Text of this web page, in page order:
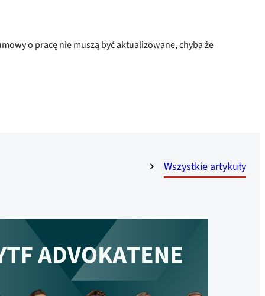
o pracę nie muszą być aktualizowane, chyba że
Wszystkie artykuły